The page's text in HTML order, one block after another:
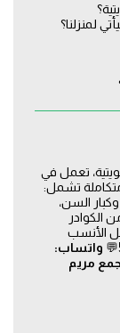
لمنزلنا؟
تعمل في
تشمل:
السن،
الكوادر
الأنسب
💬 واتساب:
مريم